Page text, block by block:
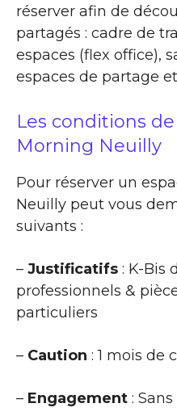
réserver afin de
partagés : cadre de
espaces (flex office),
espaces de partage
Les conditions
Morning Neuilly
Pour réserver un
Neuilly peut vous
suivants :
– Justificatifs : K-Bis
professionnels &
particuliers
– Caution : 1 mois de
– Engagement :